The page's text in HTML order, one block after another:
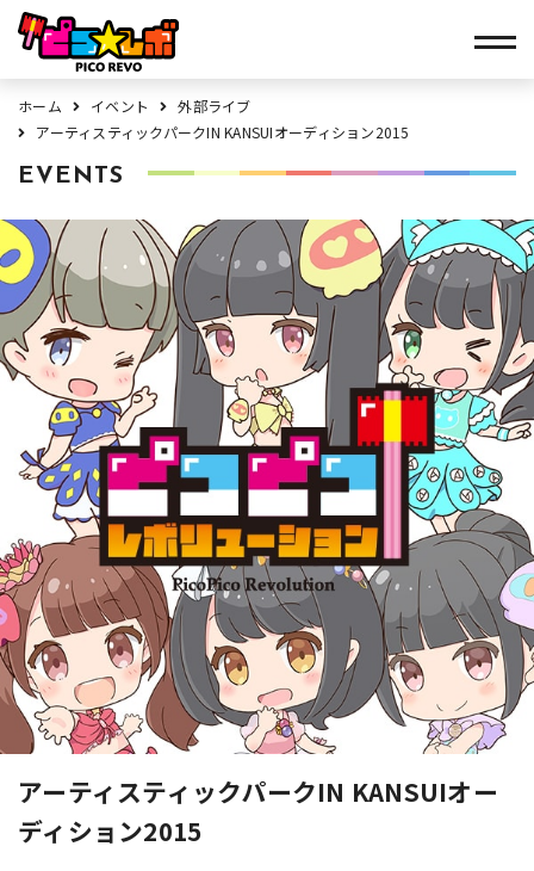
ホーム イベント
外部ライブ
アーティスティックパークIN KANSUIオーディション2015
EVENTS
アーティスティックパークIN KANSUIオー
ディション2015